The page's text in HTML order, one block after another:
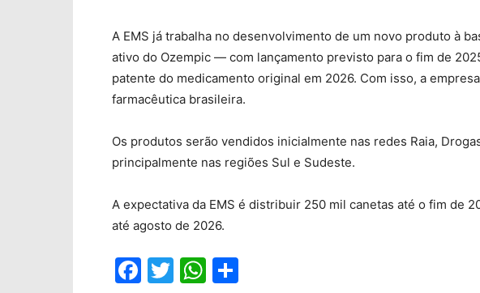
A EMS já trabalha no desenvolvimento de um novo produto à
ativo do Ozempic — com lançamento previsto para o fim de
patente do medicamento original em 2026. Com isso, a
farmacêutica brasileira.
Os produtos serão vendidos inicialmente nas redes Raia,
principalmente nas regiões Sul e Sudeste.
A expectativa da EMS é distribuir 250 mil canetas até o fim de
até agosto de 2026.
Facebook
TwitterWhatsApp